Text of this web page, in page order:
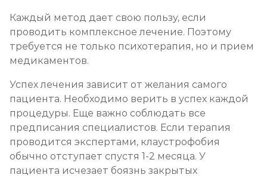
Каждый метод дает свою пользу, если
проводить комплексное лечение. Поэтому
требуется не только психотерапия, но и прием
медикаментов.
Успех лечения зависит от желания самого
пациента. Необходимо верить в успех каждой
процедуры. Еще важно соблюдать все
предписания специалистов. Если терапия
проводится экспертами, клаустрофобия
обычно отступает спустя 1-2 месяца. У
пациента исчезает боязнь закрытых